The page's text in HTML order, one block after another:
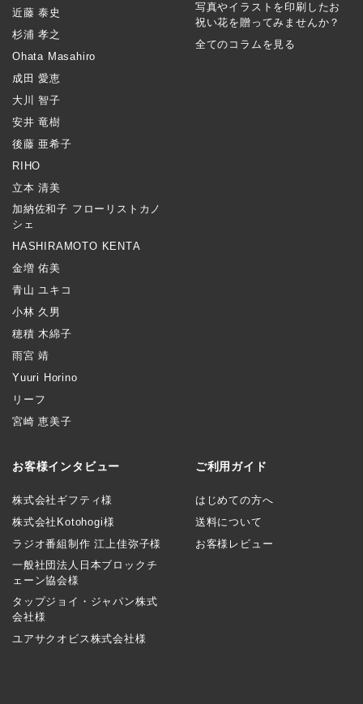
近藤 泰史
杉浦 孝之
Ohata Masahiro
成田 愛恵
大川 智子
安井 竜樹
後藤 亜希子
RIHO
立本 清美
加納佐和子 フローリストカノ
シェ
HASHIRAMOTO KENTA
金増 佑美
青山 ユキコ
小林 久男
穂積 木綿子
雨宮 靖
Yuuri Horino
リーフ
宮崎 恵美子
写真やイラストを印刷したお
祝い花を贈ってみませんか？
全てのコラムを見る
お客様インタビュー
株式会社ギフティ様
株式会社Kotohogi様
ラジオ番組制作 江上佳弥子様
一般社団法人日本ブロックチ
ェーン協会様
タップジョイ・ジャパン株式
会社様
ユアサクオビス株式会社様
ご利用ガイド
はじめての方へ
送料について
お客様レビュー